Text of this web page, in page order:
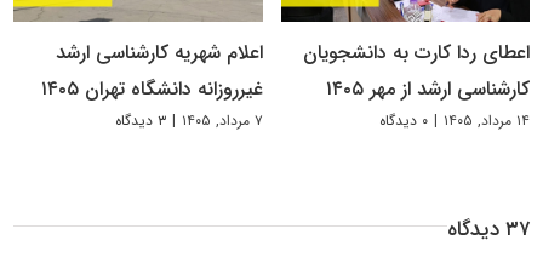
اعطای ردا کارت به دانشجویان
کارشناسی ارشد از مهر ۱۴۰۵
۱۴ مرداد, ۱۴۰۵ | ۰ دیدگاه
اعلام شهریه کارشناسی ارشد
غیرروزانه دانشگاه تهران ۱۴۰۵
۷ مرداد, ۱۴۰۵ | ۳ دیدگاه
۳۷ دیدگاه